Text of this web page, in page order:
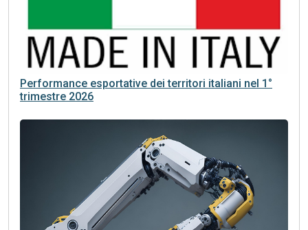
Performance esportative dei territori italiani nel 1°
trimestre 2026